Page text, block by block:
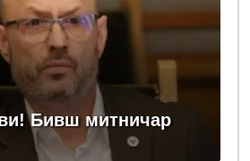
Бивш митничар